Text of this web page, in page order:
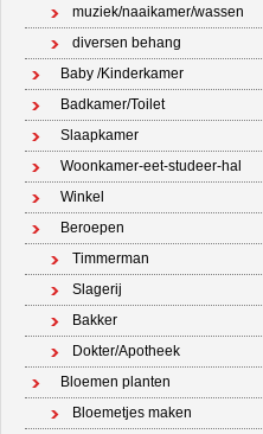
muziek/naaikamer/wassen
diversen behang
Baby /Kinderkamer
Badkamer/Toilet
Slaapkamer
Woonkamer-eet-studeer-hal
Winkel
Beroepen
Timmerman
Slagerij
Bakker
Dokter/Apotheek
Bloemen planten
Bloemetjes maken